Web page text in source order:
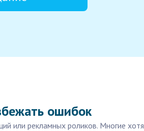
ошибок
или рекламных роликов. Многие